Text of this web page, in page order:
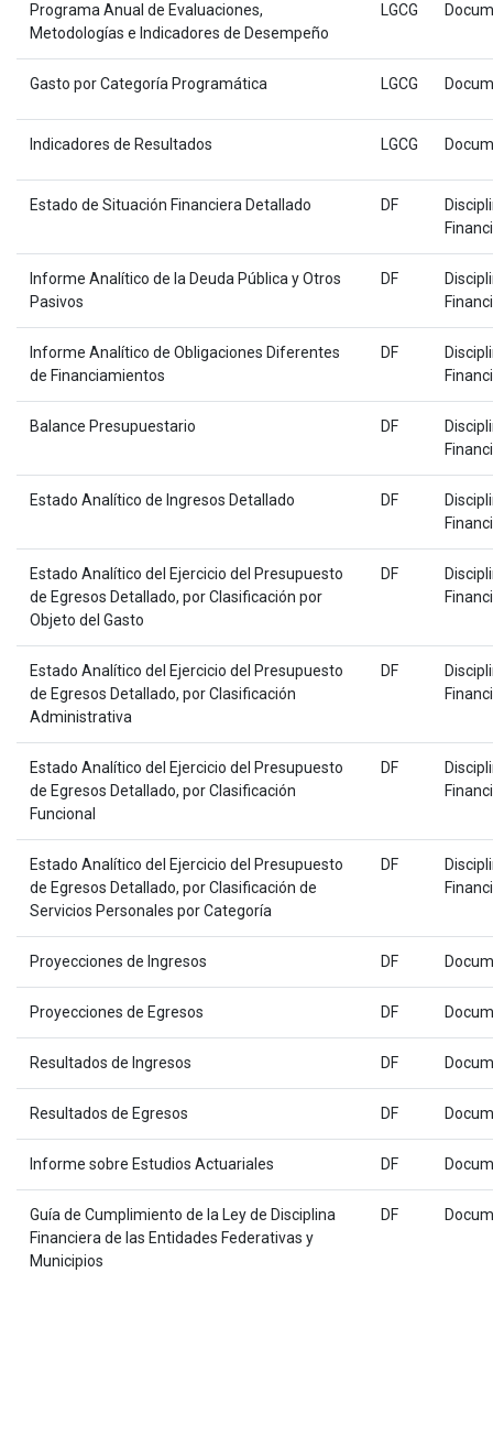
Programa Anual de Evaluaciones,
Metodologías e Indicadores de Desempeño
LGCG
Gasto por Categoría Programática LGCG
Indicadores de Resultados LGCG
Estado de Situación Financiera Detallado DF
Informe Analítico de la Deuda Pública y Otros
Pasivos
DF
Informe Analítico de Obligaciones Diferentes
de Financiamientos
DF
Balance Presupuestario DF
Estado Analítico de Ingresos Detallado DF
Estado Analítico del Ejercicio del Presupuesto
de Egresos Detallado, por Clasificación por
Objeto del Gasto
DF
Estado Analítico del Ejercicio del Presupuesto
de Egresos Detallado, por Clasificación
Administrativa
DF
Estado Analítico del Ejercicio del Presupuesto
de Egresos Detallado, por Clasificación
Funcional
DF
Estado Analítico del Ejercicio del Presupuesto
de Egresos Detallado, por Clasificación de
Servicios Personales por Categoría
DF
Proyecciones de Ingresos DF
Proyecciones de Egresos DF
Resultados de Ingresos DF
Resultados de Egresos DF
Informe sobre Estudios Actuariales DF
Guía de Cumplimiento de la Ley de Disciplina
Financiera de las Entidades Federativas y
Municipios
DF